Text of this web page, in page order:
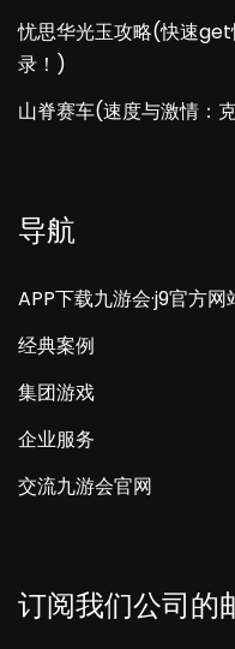
忧思华光玉攻略(快速
录！)
山脊赛车(速度与激情：
导航
APP下载九游会·j9官方网
经典案例
集团游戏
企业服务
交流九游会官网
订阅我们公司的